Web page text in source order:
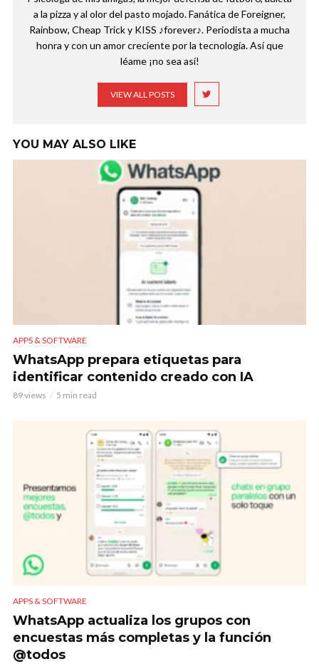
a la pizza y al olor del pasto mojado. Fanática de Foreigner,
Rainbow, Cheap Trick y KISS ♪forever♪. Periodista a mucha
honra y con un amor creciente por la tecnología. Así que
léame ¡no sea así!
VIEW ALL POSTS
YOU MAY ALSO LIKE
APPS & SOFTWARE
WhatsApp prepara etiquetas para
identificar contenido creado con IA
89 views 5 min read
APPS & SOFTWARE
WhatsApp actualiza los grupos con
encuestas más completas y la función
@todos